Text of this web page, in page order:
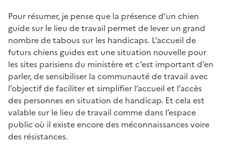
Pour résumer, je pense que la présence d’un chien
guide sur le lieu de travail permet de lever un grand
nombre de tabous sur les handicaps. L’accueil de
futurs chiens guides est une situation nouvelle pour
les sites parisiens du ministère et c’est important d’en
parler, de sensibiliser la communauté de travail avec
l’objectif de faciliter et simplifier l’accueil et l’accès
des personnes en situation de handicap. Et cela est
valable sur le lieu de travail comme dans l’espace
public où il existe encore des méconnaissances voire
des résistances.